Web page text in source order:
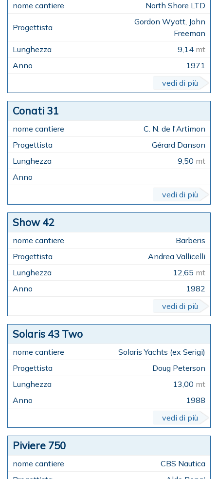
North Shore LTD
Gordon Wyatt, John
Freeman
9,14 mt
1971
vedi di più
Conati 31
C. N. de l'Artimon
Gérard Danson
9,50 mt
vedi di più
Show 42
Barberis
Andrea Vallicelli
12,65 mt
1982
vedi di più
Solaris 43 Two
Solaris Yachts (ex Serigi)
Doug Peterson
13,00 mt
1988
vedi di più
Piviere 750
CBS Nautica